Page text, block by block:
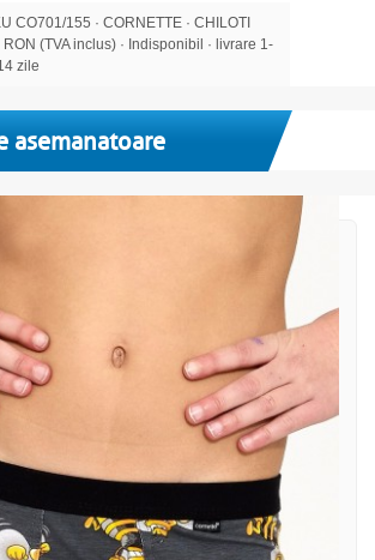
CO701/155 · CORNETTE · CHILOTI
(TVA inclus) · Indisponibil · livrare 1-
zile
asemanatoare